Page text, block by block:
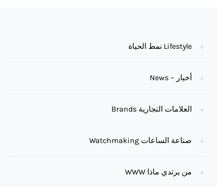
Lifestyle نمط الحياة
أخبار – News
العلامات التجارية Brands
صناعة الساعات Watchmaking
من يرتدي ماذا WWW